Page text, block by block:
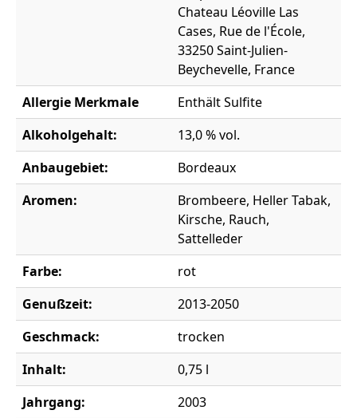
Chateau Léoville Las
Cases, Rue de l'École,
33250 Saint-Julien-
Beychevelle, France
Allergie Merkmale
Enthält Sulfite
Alkoholgehalt:
13,0 % vol.
Anbaugebiet:
Bordeaux
Aromen:
Brombeere, Heller Tabak,
Kirsche, Rauch,
Sattelleder
Farbe:
rot
Genußzeit:
2013-2050
Geschmack:
trocken
Inhalt:
0,75 l
Jahrgang:
2003